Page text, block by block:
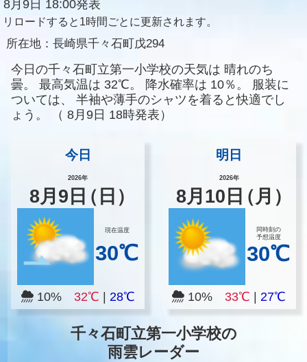
8月9日 18:00発表
リロードすると1時間ごとに更新されます。
所在地： 長崎県千々石町戊294
今日の千々石町立第一小学校の天気は 晴れのち
曇。
最高気温は 32℃。 降水確率は 10％。
服装に
ついては、
半袖や薄手のシャツを着ると快適でし
ょう。
（ 8月9日 18時発表）
今日
2026年
8月 9 日（日）
現在温度
30℃
10% 32℃ 28℃
明日
2026年
8月 10 日（月）
同時刻の
予想温度
30℃
10%33℃ |27℃
千々石町立第一小学校の
雨雲レーダー